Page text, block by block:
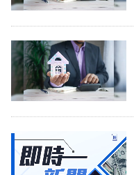
資
樓
市
理
業